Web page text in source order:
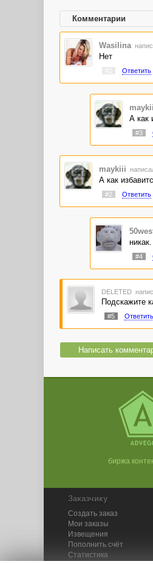
Комментарии
Wasilina
Нет
Ответить
А как
#3
maykiii
А как
#2 Ответить
#4
DELETED
Подскажите
#5 Ответить
Написать
биржа
Заказчику
Создать заказ
Мои заказы
Извещения
Пополнить счёт
Статистика